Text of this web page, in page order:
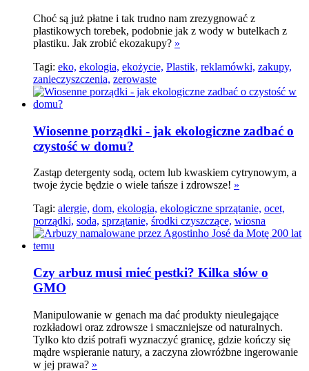
Choć są już płatne i tak trudno nam zrezygnować z
plastikowych torebek, podobnie jak z wody w butelkach z
plastiku. Jak zrobić ekozakupy? »
Tagi: eko, ekologia, ekożycie, Plastik, reklamówki, zakupy,
zanieczyszczenia, zerowaste
Wiosenne porządki - jak ekologiczne zadbać o
czystość w domu?
Zastąp detergenty sodą, octem lub kwaskiem cytrynowym, a
twoje życie będzie o wiele tańsze i zdrowsze! »
Tagi: alergie, dom, ekologia, ekologiczne sprzątanie, ocet,
porządki, soda, sprzątanie, środki czyszczące, wiosna
Czy arbuz musi mieć pestki? Kilka słów o
GMO
Manipulowanie w genach ma dać produkty nieulegające
rozkładowi oraz zdrowsze i smaczniejsze od naturalnych.
Tylko kto dziś potrafi wyznaczyć granicę, gdzie kończy się
mądre wspieranie natury, a zaczyna złowróżbne ingerowanie
w jej prawa? »